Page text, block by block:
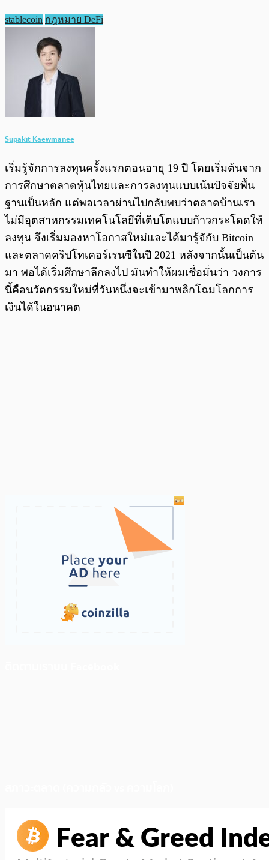
stablecoin กฎหมาย DeFi
Supakit Kaewmanee
เริ่มรู้จักการลงทุนครั้งแรกตอนอายุ 19 ปี โดยเริ่มต้นจาก
การศึกษาตลาดหุ้นไทยและการลงทุนแบบเน้นปัจจัยพื้น
ฐานเป็นหลัก แต่พอเวลาผ่านไปกลับพบว่าตลาดบ้านเรา
ไม่มีอุตสาหกรรมเทคโนโลยีที่เติบโตแบบก้าวกระโดดให้
ลงทุน จึงเริ่มมองหาโอกาสใหม่และได้มารู้จักับ Bitcoin
และตลาดคริปโทเคอร์เรนซีในปี 2021 หลังจากนั้นเป็นต้น
มา พอได้เริ่มศึกษาลึกลงไป มันทำให้ผมเชื่อมั่นว่า วงการ
นี้คือนวัตกรรมใหม่ที่วันหนึ่งจะเข้ามาพลิกโฉมโลกการ
เงินได้ในอนาคต